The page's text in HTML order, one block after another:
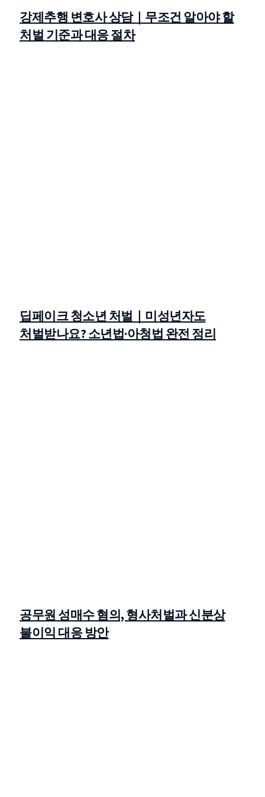
강제추행 변호사 상담｜무조건 알아야 할
처벌 기준과 대응 절차
딥페이크 청소년 처벌｜미성년자도
처벌받나요? 소년법·아청법 완전 정리
공무원 성매수 혐의, 형사처벌과 신분상
불이익 대응 방안